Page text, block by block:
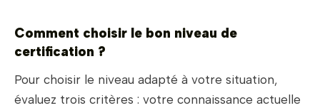
Comment choisir le bon niveau de
certification ?
Pour choisir le niveau adapté à votre situation,
évaluez trois critères : votre connaissance actuelle